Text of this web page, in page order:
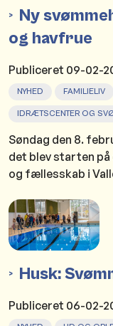
Ny
og havfrue
Publiceret 09-02-
NYHED FAMILIELIV
IDRÆTSCENTER OG
Søndag den 8.
det blev starten på
og fællesskab i
Husk:
Publiceret 06-02-